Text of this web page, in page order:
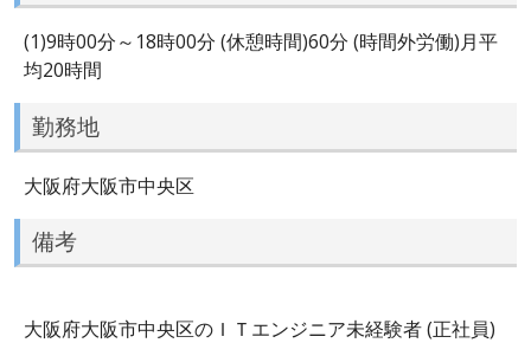
(1)9時00分～18時00分 (休憩時間)60分 (時間外労働)月平
均20時間
勤務地
大阪府大阪市中央区
備考
大阪府大阪市中央区のＩＴエンジニア未経験者 (正社員)